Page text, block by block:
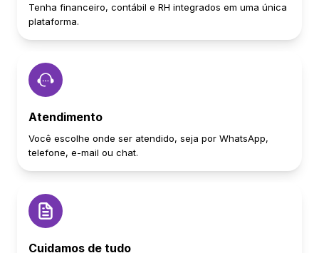
Tenha financeiro, contábil e RH integrados em uma única
plataforma.
Atendimento
Você escolhe onde ser atendido, seja por WhatsApp,
telefone, e-mail ou chat.
Cuidamos de tudo